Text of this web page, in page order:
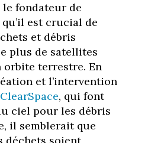
fondateur de
est crucial de
et débris
plus de satellites
orbite terrestre. En
et l’intervention
ClearSpace, qui font
ciel pour les débris
il semblerait que